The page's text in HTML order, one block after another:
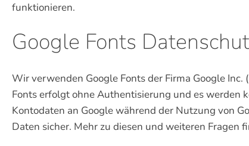
funktionieren.
Google Fonts
Wir verwenden Google Fonts der Firma Google
Fonts erfolgt ohne Authentisierung und es werden
Kontodaten an Google während der Nutzung von
Daten sicher. Mehr zu diesen und weiteren Fragen